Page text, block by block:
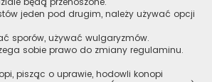
jeden pod drugim, należy używać opcji
sporów, używać wulgaryzmów.
sobie prawo do zmiany regulaminu.
pisząc o uprawie, hodowli konopi